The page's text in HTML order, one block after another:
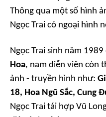
Thông qua một số hình
Ngọc Trai có ngoại hình
Ngọc Trai sinh năm 1989
Hoa, nam diễn viên còn
ảnh - truyền hình như:
18, Hoa Ngũ Sắc, Cung
Ngọc Trai tái hợp Vũ